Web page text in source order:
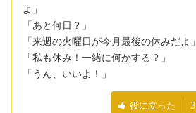
よ」
「あと何日？」
「来週の火曜日が今月最後の休みだよ」
「私も休み！一緒に何かする？」
「うん、いいよ！」
役に立った 3